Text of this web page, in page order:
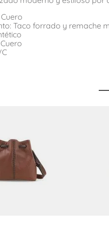
Taco forrado y remache